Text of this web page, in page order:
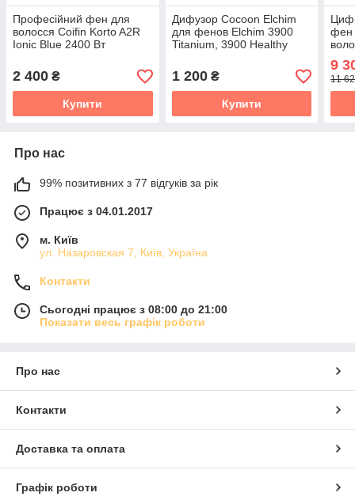
Професійний фен для
волосся Coifin Korto A2R
Ionic Blue 2400 Вт
2 400 ₴
Купити
Дифузор Cocoon Elchim
для фенов Elchim 3900
Titanium, 3900 Healthy
RUN і Anemos
1 200₴
Купити
фен
9
11
Про нас
99% позитивних з 77 відгуків за рік
Працює з 04.01.2017
м. Київ
ул. Назаровская 7, Київ, Україна
Контакти
Сьогодні працює з 08:00 до 21:00
Показати весь графік роботи
Про нас
Контакти
Доставка та оплата
Графік роботи